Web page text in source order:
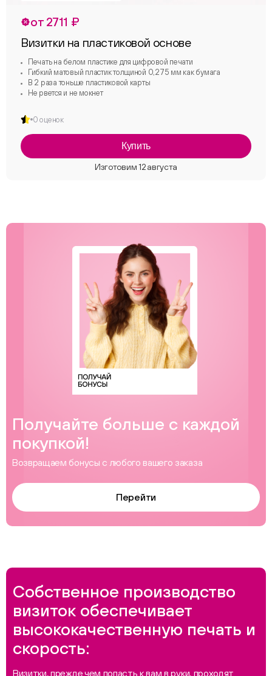
от 2711 ₽
Визитки на пластиковой основе
Печать на белом пластике для цифровой печати
Гибкий матовый пластик толщиной 0,275 мм как бумага
В 2 раза тоньше пластиковой карты
Не рвется и не мокнет
0 оценок
Купить
Получайте больше с каждой
покупкой!
Возвращаем бонусы с любого вашего заказа
Перейти
Собственное производство
визиток обеспечивает
высококачественную печать и
скорость:
Визитки, прежде чем попасть к вам в руки, проходят